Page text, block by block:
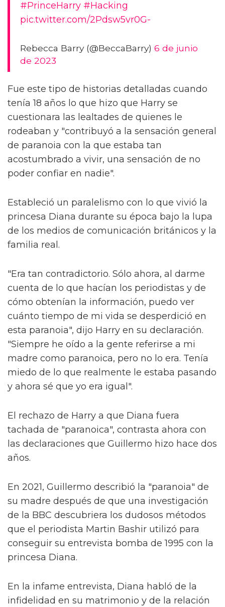
#PrinceHarry #Hacking
pic.twitter.com/2Pdsw5vr0G-
Rebecca Barry (@BeccaBarry) 6 de junio
de 2023
Fue este tipo de historias detalladas cuando
tenía 18 años lo que hizo que Harry se
cuestionara las lealtades de quienes le
rodeaban y "contribuyó a la sensación general
de paranoia con la que estaba tan
acostumbrado a vivir, una sensación de no
poder confiar en nadie".
Estableció un paralelismo con lo que vivió la
princesa Diana durante su época bajo la lupa
de los medios de comunicación británicos y la
familia real.
"Era tan contradictorio. Sólo ahora, al darme
cuenta de lo que hacían los periodistas y de
cómo obtenían la información, puedo ver
cuánto tiempo de mi vida se desperdició en
esta paranoia", dijo Harry en su declaración.
"Siempre he oído a la gente referirse a mi
madre como paranoica, pero no lo era. Tenía
miedo de lo que realmente le estaba pasando
y ahora sé que yo era igual".
El rechazo de Harry a que Diana fuera
tachada de "paranoica", contrasta ahora con
las declaraciones que Guillermo hizo hace dos
años.
En 2021, Guillermo describió la "paranoia" de
su madre después de que una investigación
de la BBC descubriera los dudosos métodos
que el periodista Martin Bashir utilizó para
conseguir su entrevista bomba de 1995 con la
princesa Diana.
En la infame entrevista, Diana habló de la
infidelidad en su matrimonio y de la relación